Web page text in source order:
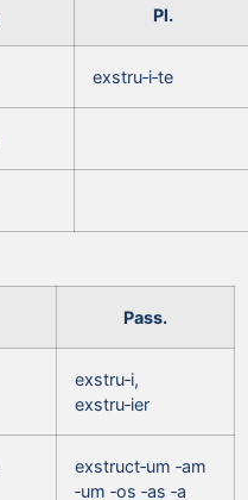
Pl.
exstru‑i‑te
Pass.
exstru‑i,
exstru‑ier
exstruct‑um ‑am
‑um ‑os ‑as ‑a